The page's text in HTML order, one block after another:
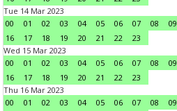
Tue 14 Mar 2023
00
01 02 03 04 05 06 07 08 09
16
17 18 19 20 21 22
23
Wed 15 Mar 2023
00
01 02 03 04 05 06 07 08 09
16
17 18 19 20 21 22
23
Thu 16 Mar 2023
00
01 02 03 04 05 06 07 08 09